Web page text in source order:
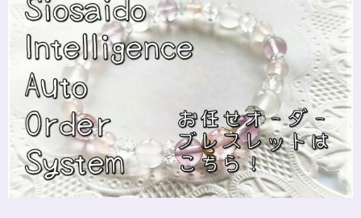
シンデレラのパワーストーンブレスレット「夢は希むもの」✨ブルーカルセドニー16cm
ステンレス→水晶変更
2024/10/24
本日無事に、到着しました！ ワクワクしながら開封しました(*^^*) とって
もキレイな色合いで、手に取るとほんのり温かく感じ元気になる気がしま
す！リボンのメッセージも大事にします(*^^*)まさかのお名前が(芸名なの
でしょうかね？^^)同じでびっくり♡嬉しいです♡ 次回は、オーダーをお願
いしてみたいなと思いました！
インスピレーションの湧泉✨アクアオーラブレスレット15.5cm
2024/10/22